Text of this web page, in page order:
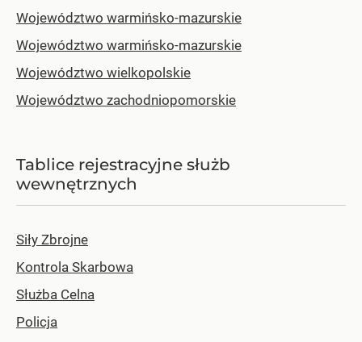
Województwo warmińsko-mazurskie
Województwo warmińsko-mazurskie
Województwo wielkopolskie
Województwo zachodniopomorskie
Tablice rejestracyjne służb
wewnętrznych
Siły Zbrojne
Kontrola Skarbowa
Służba Celna
Policja